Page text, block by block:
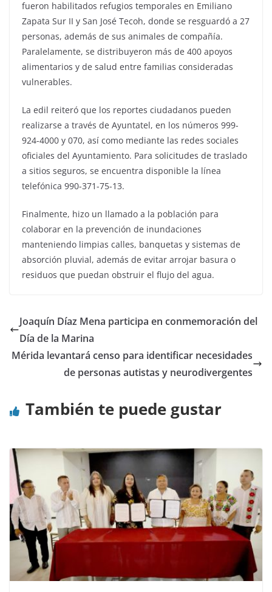
fueron habilitados refugios temporales en Emiliano
Zapata Sur II y San José Tecoh, donde se resguardó a 27
personas, además de sus animales de compañía.
Paralelamente, se distribuyeron más de 400 apoyos
alimentarios y de salud entre familias consideradas
vulnerables.
La edil reiteró que los reportes ciudadanos pueden
realizarse a través de Ayuntatel, en los números 999-
924-4000 y 070, así como mediante las redes sociales
oficiales del Ayuntamiento. Para solicitudes de traslado
a sitios seguros, se encuentra disponible la línea
telefónica 990-371-75-13.
Finalmente, hizo un llamado a la población para
colaborar en la prevención de inundaciones
manteniendo limpias calles, banquetas y sistemas de
absorción pluvial, además de evitar arrojar basura o
residuos que puedan obstruir el flujo del agua.
Joaquín Díaz Mena participa en conmemoración del
Día de la Marina
Mérida levantará censo para identificar necesidades
de personas autistas y neurodivergentes
También te puede gustar